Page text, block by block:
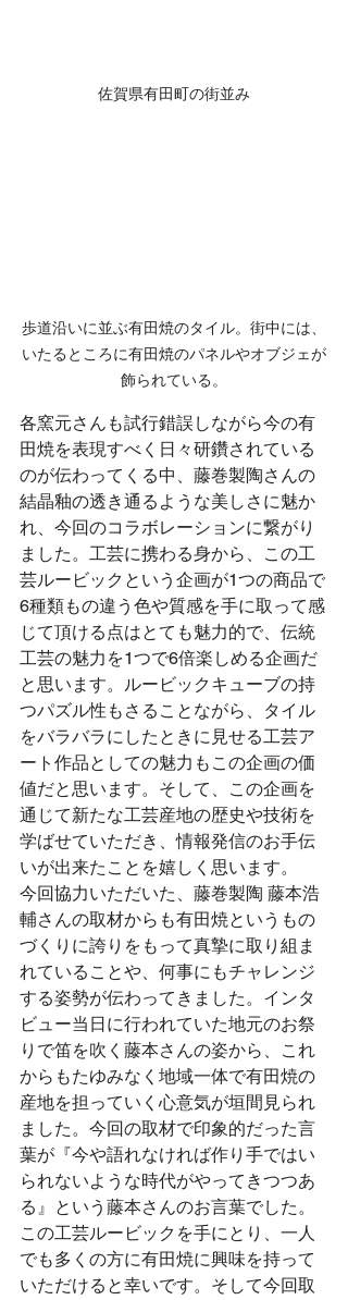
佐賀県有田町の街並み
歩道沿いに並ぶ有田焼のタイル。街中には、
いたるところに有田焼のパネルやオブジェが
飾られている。
各窯元さんも試行錯誤しながら今の有
田焼を表現すべく日々研鑽されている
のが伝わってくる中、藤巻製陶さんの
結晶釉の透き通るような美しさに魅か
れ、今回のコラボレーションに繋がり
ました。工芸に携わる身から、この工
芸ルービックという企画が1つの商品で
6種類もの違う色や質感を手に取って感
じて頂ける点はとても魅力的で、伝統
工芸の魅力を1つで6倍楽しめる企画だ
と思います。ルービックキューブの持
つパズル性もさることながら、タイル
をバラバラにしたときに見せる工芸ア
ート作品としての魅力もこの企画の価
値だと思います。そして、この企画を
通じて新たな工芸産地の歴史や技術を
学ばせていただき、情報発信のお手伝
いが出来たことを嬉しく思います。
今回協力いただいた、藤巻製陶 藤本浩
輔さんの取材からも有田焼というもの
づくりに誇りをもって真摯に取り組ま
れていることや、何事にもチャレンジ
する姿勢が伝わってきました。インタ
ビュー当日に行われていた地元のお祭
りで笛を吹く藤本さんの姿から、これ
からもたゆみなく地域一体で有田焼の
産地を担っていく心意気が垣間見られ
ました。今回の取材で印象的だった言
葉が『今や語れなければ作り手ではい
られないような時代がやってきつつあ
る』という藤本さんのお言葉でした。
この工芸ルービックを手にとり、一人
でも多くの方に有田焼に興味を持って
いただけると幸いです。そして今回取